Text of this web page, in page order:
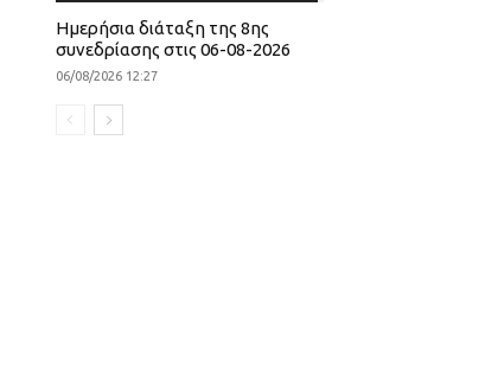
Ημερήσια διάταξη της 8ης
συνεδρίασης στις 06-08-2026
06/08/2026 12:27